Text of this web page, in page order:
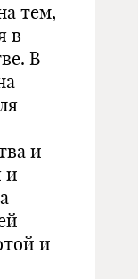
тем,
в
В
и
и
и